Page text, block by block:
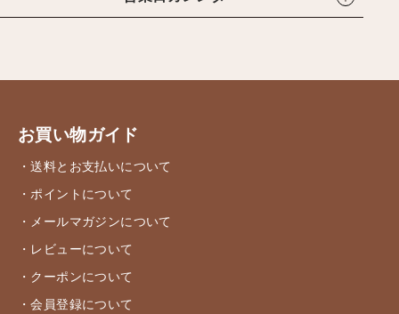
お買い物ガイド
・送料とお支払いについて
・ポイントについて
・メールマガジンについて
・レビューについて
・クーポンについて
・会員登録について